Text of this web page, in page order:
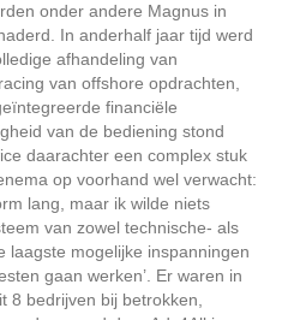
onder andere Magnus in
In anderhalf jaar tijd werd
afhandeling van
van offshore opdrachten,
financiële
van de bediening stond
daarachter een complex stuk
op voorhand wel verwacht:
lang, maar ik wilde niets
van zowel technische- als
laagste mogelijke inspanningen
gaan werken’. Er waren in
8 bedrijven bij betrokken,